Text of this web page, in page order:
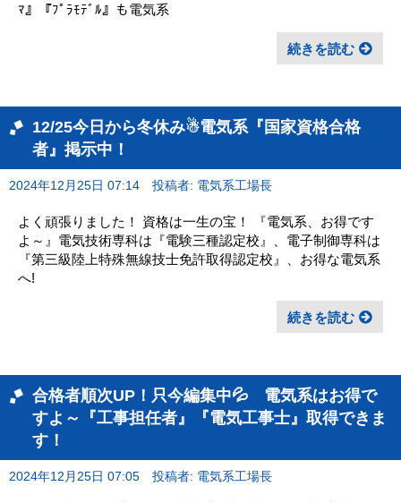
ﾏ』『ﾌﾟﾗﾓﾃﾞﾙ』も電気系
続きを読む
12/25今日から冬休み☃電気系『国家資格合格
者』掲示中！
2024年12月25日 07:14 投稿者: 電気系工場長
よく頑張りました！ 資格は一生の宝！ 『電気系、お得です
よ～』電気技術専科は『電験三種認定校』、電子制御専科は
『第三級陸上特殊無線技士免許取得認定校』、お得な電気系
へ!
続きを読む
合格者順次UP！只今編集中💦 電気系はお得で
すよ～『工事担任者』『電気工事士』取得できま
す！
2024年12月25日 07:05 投稿者: 電気系工場長